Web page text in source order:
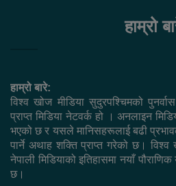
हाम्रो
हाम्रो बारे:
विश्व खोज मीडिया सुदुरपश्चिमको
प्राप्त मिडिया नेटवर्क हो । अनलाइन
भएको छ र यसले मानिसहरूलाई बढी
पार्ने अथाह शक्ति प्राप्त गरेको छ। विश्व
नेपाली मिडियाको इतिहासमा नयाँ
छ।